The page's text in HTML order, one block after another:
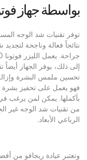
بواسطة جهاز
توفر تقنيات شد الوجه
نتائجاً فعالة وناجحة
إلى ذلك، يوفر الجهاز
تحسين ملمس البشرة
فهو يعمل على تحفيز بشرة
بأكملها. يمكن لمن يرغب في
من تقنيات شد الوجه غير
الرباعي الأبعاد.
وتعتبر عيادة ريجافو من